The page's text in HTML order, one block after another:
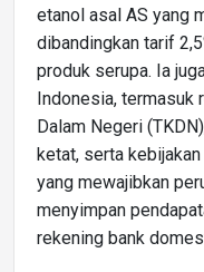
etanol asal AS yang
dibandingkan tarif
produk serupa. Ia
Indonesia, termasuk
Dalam Negeri
ketat, serta
yang mewajibkan
menyimpan
rekening bank